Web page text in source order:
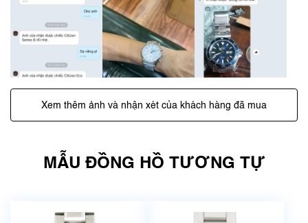
Xem thêm ảnh và nhận xét của khách hàng đã mua
MẪU ĐỒNG HỒ TƯƠNG TỰ